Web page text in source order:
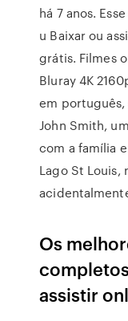
há 7 anos.
u Baixar ou
grátis. Filmes
Bluray 4K
em
John Smith,
com a família
Lago St Louis,
Os
assistir